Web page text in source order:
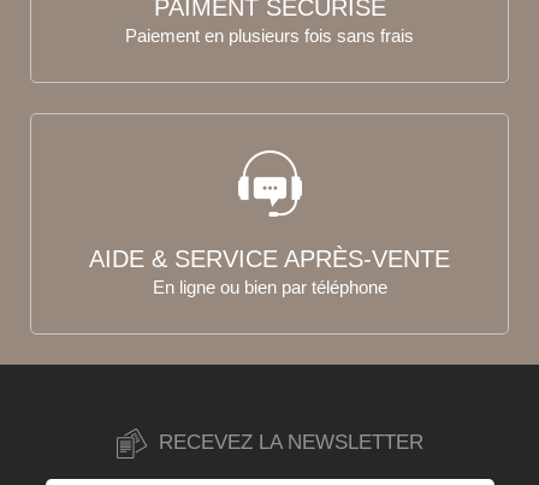
PAIMENT SÉCURISÉ
Paiement en plusieurs fois sans frais
AIDE & SERVICE APRÈS-VENTE
En ligne ou bien par téléphone
RECEVEZ LA NEWSLETTER